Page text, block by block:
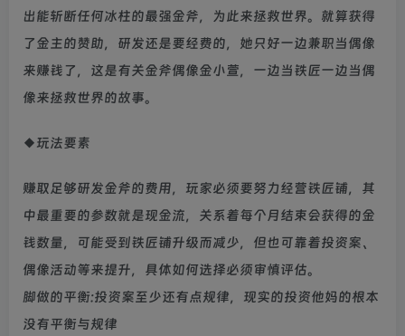
出能斩断任何冰柱的最强金斧，为此来拯救世界。就算获得
了金主的赞助，研发还是要经费的，她只好一边兼职当偶像
来赚钱了，这是有关金斧偶像金小萱，一边当铁匠一边当偶
像来拯救世界的故事。
◆玩法要素
赚取足够研发金斧的费用，玩家必须要努力经营铁匠铺，其
中最重要的参数就是现金流，关系着每个月结束会获得的金
钱数量，可能受到铁匠铺升级而减少，但也可靠着投资案、
偶像活动等来提升，具体如何选择必须审慎评估。
脚做的平衡:投资案至少还有点规律，现实的投资他妈的根本
没有平衡与规律